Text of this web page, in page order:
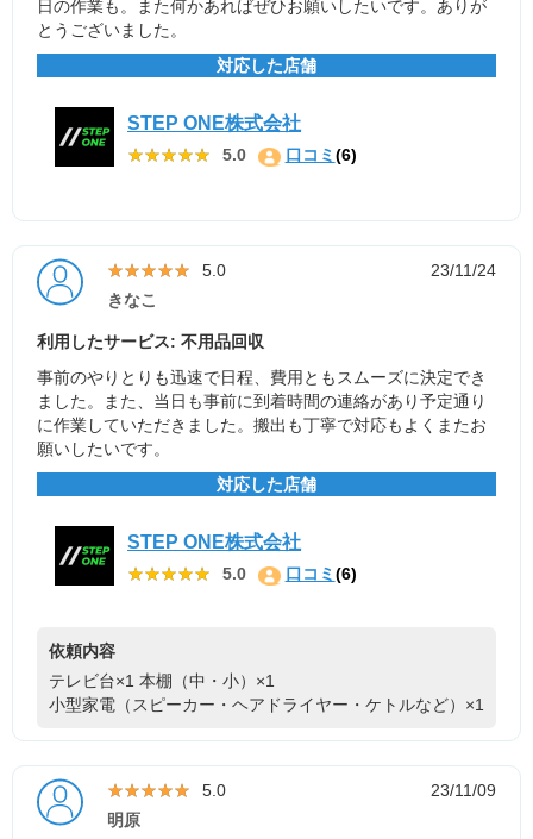
日の作業も。また何かあればぜひお願いしたいです。ありが
とうございました。
対応した店舗
STEP ONE株式会社
★★★★★
★★★★★ 5.0 口コミ(6)
★★★★★
★★★★★ 5.0
23/11/24
きなこ
利用したサービス: 不用品回収
事前のやりとりも迅速で日程、費用ともスムーズに決定でき
ました。また、当日も事前に到着時間の連絡があり予定通り
に作業していただきました。搬出も丁寧で対応もよくまたお
願いしたいです。
対応した店舗
STEP ONE株式会社
★★★★★
★★★★★ 5.0 口コミ(6)
依頼内容
テレビ台×1 本棚（中・小）×1
小型家電（スピーカー・ヘアドライヤー・ケトルなど）×1
★★★★★
★★★★★ 5.0
23/11/09
明原